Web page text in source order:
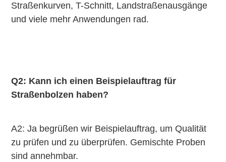
Straßenkurven, T-Schnitt, Landstraßenausgänge
und viele mehr Anwendungen rad.
Q2: Kann ich einen Beispielauftrag für
Straßenbolzen haben?
A2: Ja begrüßen wir Beispielauftrag, um Qualität
zu prüfen und zu überprüfen. Gemischte Proben
sind annehmbar.